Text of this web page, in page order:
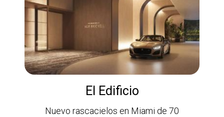
El Edificio
Nuevo rascacielos en Miami de 70